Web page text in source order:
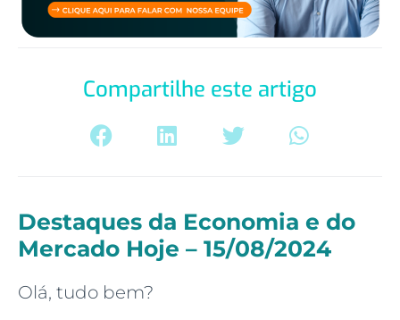
Compartilhe este artigo
Destaques da Economia e do
Mercado Hoje – 15/08/2024
Olá, tudo bem?